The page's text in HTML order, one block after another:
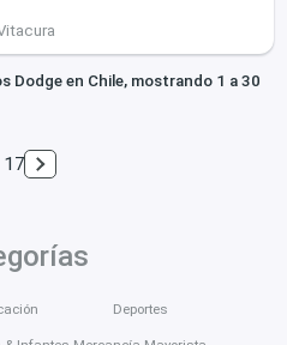
Dodge en Chile, mostrando 1 a 30
Deportes